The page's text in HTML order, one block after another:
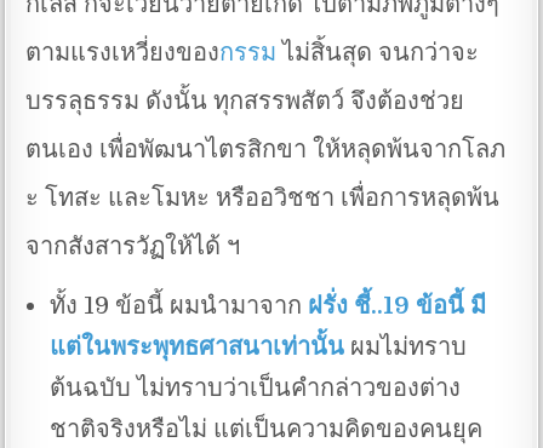
ตามแรงเหวี่ยงของกรรม ไม่สิ้นสุด จนกว่าจะ
บรรลุธรรม ดังนั้น ทุกสรรพสัตว์ จึงต้องช่วย
ตนเอง เพื่อพัฒนาไตรสิกขา ให้หลุดพ้นจากโลภ
ะ โทสะ และโมหะ หรืออวิชชา เพื่อการหลุดพ้น
จากสังสารวัฏให้ได้ ฯ
ทั้ง 19 ข้อนี้ ผมนำมาจาก ฝรั่ง ชี้..19 ข้อนี้ มี
แต่ในพระพุทธศาสนาเท่านั้น ผมไม่ทราบ
ต้นฉบับ ไม่ทราบว่าเป็นคำกล่าวของต่าง
ชาติจริงหรือไม่ แต่เป็นความคิดของคนยุค